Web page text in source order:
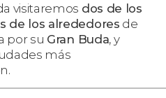
visitaremos dos de los
de los alrededores de
por su Gran Buda, y
más